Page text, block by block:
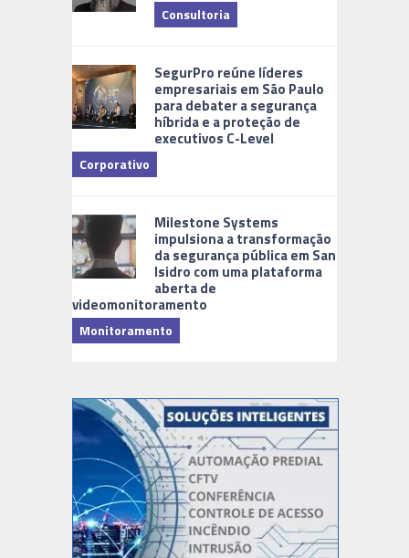
Consultoria
SegurPro reúne líderes
empresariais em São Paulo
para debater a segurança
híbrida e a proteção de
executivos C-Level
Corporativo
Milestone Systems
impulsiona a transformação
da segurança pública em San
Isidro com uma plataforma
aberta de
videomonitoramento
Monitoramento